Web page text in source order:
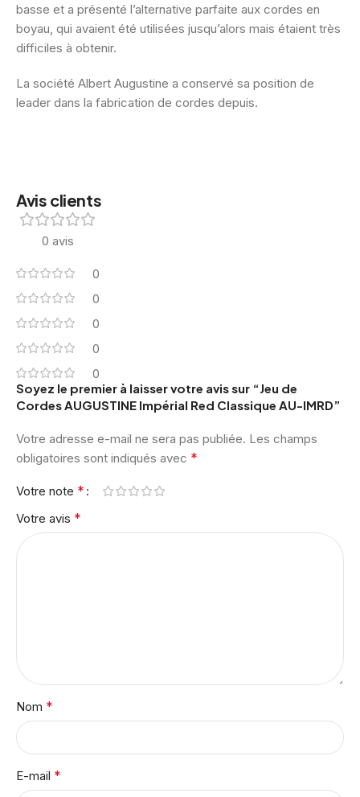
basse et a présenté l’alternative parfaite aux cordes en
boyau, qui avaient été utilisées jusqu’alors mais étaient très
difficiles à obtenir.
La société Albert Augustine a conservé sa position de
leader dans la fabrication de cordes depuis.
Avis clients
0 avis
0
0
0
0
0
Soyez le premier à laisser votre avis sur “Jeu de
Cordes AUGUSTINE Impérial Red Classique AU-IMRD”
Votre adresse e-mail ne sera pas publiée. Les champs
obligatoires sont indiqués avec *
Votre note *
Votre avis *
Nom *
E-mail *